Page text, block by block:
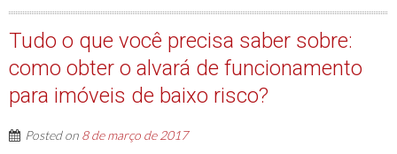
Tudo o que você precisa saber sobre:
como obter o alvará de funcionamento
para imóveis de baixo risco?
Posted on 8 de março de 2017